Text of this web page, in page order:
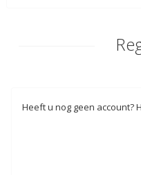
Heeft u nog geen account?